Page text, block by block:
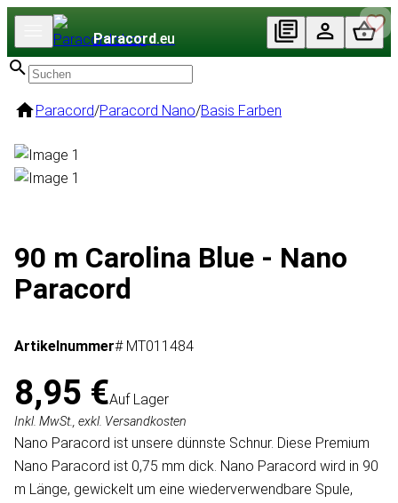
Paracord.eu
Paracord/Paracord Nano/Basis Farben
90 m Carolina Blue - Nano
Paracord
Artikelnummer# MT011484
8,95 €Auf Lager
Inkl. MwSt., exkl. Versandkosten
Nano Paracord ist unsere dünnste Schnur. Diese Premium
Nano Paracord ist 0,75 mm dick. Nano Paracord wird in 90
m Länge, gewickelt um eine wiederverwendbare Spule,